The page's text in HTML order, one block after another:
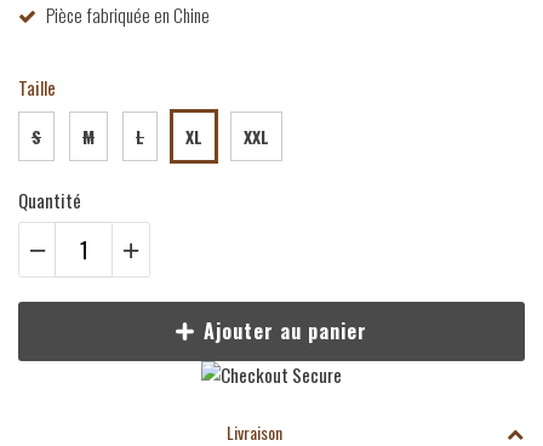
Pièce fabriquée en Chine
Taille
S M L XL XXL
Quantité
Ajouter au panier
Livraison